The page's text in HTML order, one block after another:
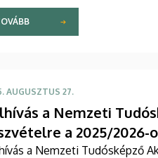
AUGUSZTUS 27.
a Nemzeti
a 2025/2026-
a Nemzeti Tudósképző